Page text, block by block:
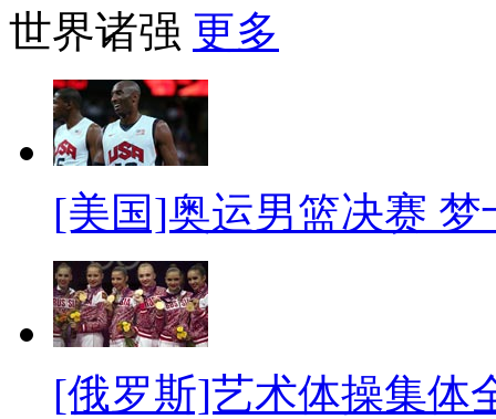
世界诸强 更多
[美国]奥运男篮决赛
[俄罗斯]艺术体操集体